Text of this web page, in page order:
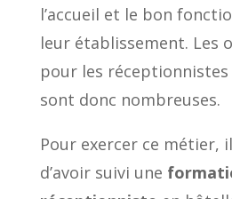
l’accueil et le bon
leur établissement. Les
pour les
sont donc nombreuses.
Pour exercer ce métier,
d’avoir suivi une